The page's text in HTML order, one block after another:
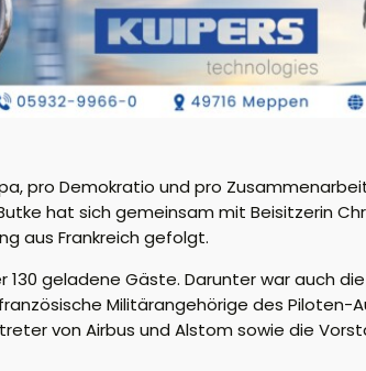
pro Demokratio und pro
hat sich gemeinsam mit Beisitzerin
aus Frankreich gefolgt.
geladene Gäste. Darunter war auch
Militärangehörige des Piloten-
von Airbus und Alstom sowie die